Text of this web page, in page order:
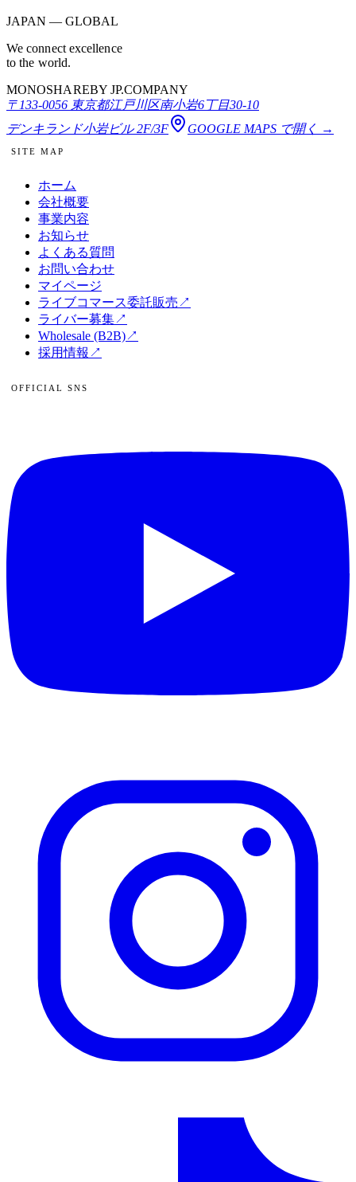
JAPAN — GLOBAL
We connect excellence
to the world.
MONOSHAREBY JP.COMPANY
〒133-0056 東京都江戸川区南小岩6丁目30-10
デンキランド小岩ビル 2F/3F
GOOGLE MAPS で開く →
SITE MAP
ホーム
会社概要
事業内容
お知らせ
よくある質問
お問い合わせ
マイページ
ライブコマース委託販売 ↗
ライバー募集↗
Wholesale (B2B)↗
採用情報 ↗
OFFICIAL SNS